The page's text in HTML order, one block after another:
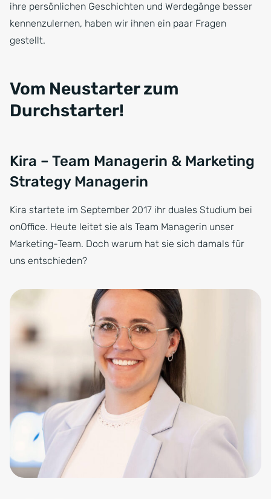
ihre persönlichen Geschichten und Werdegänge besser
kennenzulernen, haben wir ihnen ein paar Fragen
gestellt.
Vom Neustarter zum
Durchstarter!
Kira – Team Managerin & Marketing
Strategy Managerin
Kira startete im September 2017 ihr duales Studium bei
onOffice. Heute leitet sie als Team Managerin unser
Marketing-Team. Doch warum hat sie sich damals für
uns entschieden?